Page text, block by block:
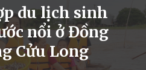
du lịch sinh
nổi ở Đồng
Cửu Long